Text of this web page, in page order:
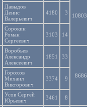
10803
Давыдов
Денис
Валерьевич
4180 3
Сорокин
Роман
Сергеевич
3103 14
Воробьев
Александр
Алексеевич
1851 33
8686
Горохов
Михаил
Викторович
3374 9
Усов Сергей
Юрьевич
3461 8